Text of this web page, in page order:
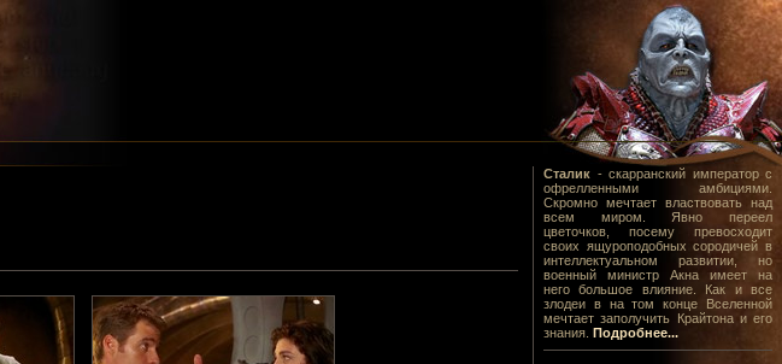
Сталик - скарранский император с
офрелленными амбициями.
Скромно мечтает властвовать над
всем миром. Явно переел
цветочков, посему превосходит
своих ящуроподобных сородичей в
интеллектуальном развитии, но
военный министр Акна имеет на
него большое влияние. Как и все
злодеи в на том конце Вселенной
мечтает заполучить Крайтона и его
знания. Подробнее...